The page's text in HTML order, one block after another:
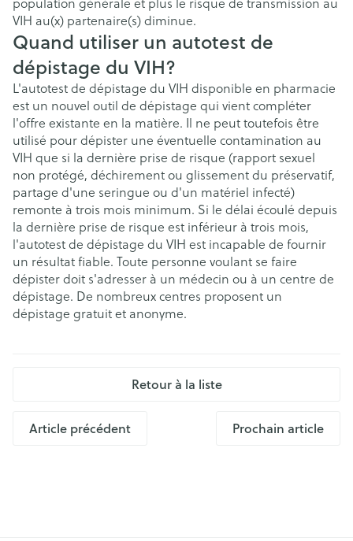
VIH au(x) partenaire(s) diminue.
Quand utiliser un autotest de
dépistage du VIH?
L'autotest de dépistage du VIH disponible en pharmacie
est un nouvel outil de dépistage qui vient compléter
l'offre existante en la matière. Il ne peut toutefois être
utilisé pour dépister une éventuelle contamination au
VIH que si la dernière prise de risque (rapport sexuel
non protégé, déchirement ou glissement du préservatif,
partage d'une seringue ou d'un matériel infecté)
remonte à trois mois minimum. Si le délai écoulé depuis
la dernière prise de risque est inférieur à trois mois,
l'autotest de dépistage du VIH est incapable de fournir
un résultat fiable. Toute personne voulant se faire
dépister doit s'adresser à un médecin ou à un centre de
dépistage. De nombreux centres proposent un
dépistage gratuit et anonyme.
Retour à la liste
Article précédent Prochain article